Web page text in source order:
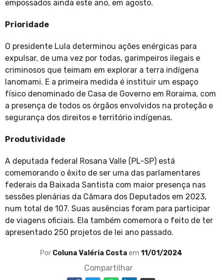
empossados ainda este ano, em agosto.
Prioridade
O presidente Lula determinou ações enérgicas para
expulsar, de uma vez por todas, garimpeiros ilegais e
criminosos que teimam em explorar a terra indígena
Ianomami. E a primeira medida é instituir um espaço
físico denominado de Casa de Governo em Roraima, com
a presença de todos os órgãos envolvidos na proteção e
segurança dos direitos e território indígenas.
Produtividade
A deputada federal Rosana Valle (PL-SP) está
comemorando o êxito de ser uma das parlamentares
federais da Baixada Santista com maior presença nas
sessões plenárias da Câmara dos Deputados em 2023,
num total de 107. Suas ausências foram para participar
de viagens oficiais. Ela também comemora o feito de ter
apresentado 250 projetos de lei ano passado.
Por Coluna Valéria Costa em 11/01/2024
Compartilhar